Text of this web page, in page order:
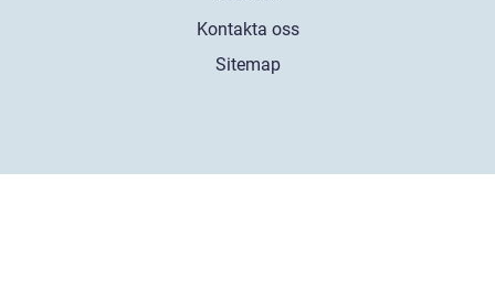
Kontakta oss
Sitemap